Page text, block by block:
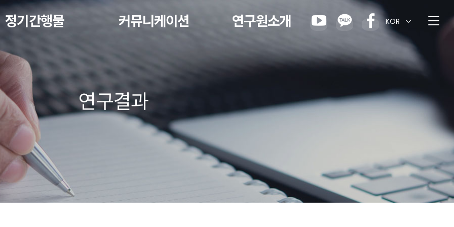
정기간행물 커뮤니케이션 연구원소개 KOR
연구결과